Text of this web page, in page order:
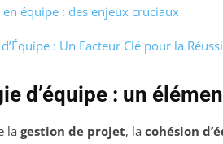
équipe : des enjeux cruciaux
: Un Facteur Clé pour la
d’équipe : un
la gestion de projet, la cohésion